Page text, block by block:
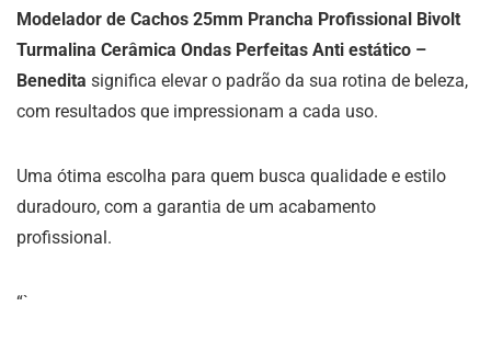
Modelador de Cachos 25mm Prancha Profissional Bivolt
Turmalina Cerâmica Ondas Perfeitas Anti estático –
Benedita significa elevar o padrão da sua rotina de beleza,
com resultados que impressionam a cada uso.
Uma ótima escolha para quem busca qualidade e estilo
duradouro, com a garantia de um acabamento
profissional.
“`